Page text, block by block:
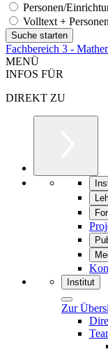
Personen/
Volltext +
Fachbereich 3 -
MENÜ
INFOS FÜR
DIREKT ZU
Institut
Zur